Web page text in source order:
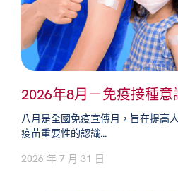
2026年8月－免疫接種意
八月是全國免疫宣傳月，旨在提高
疫苗重要性的認識...
2026 年 7 月 31 日